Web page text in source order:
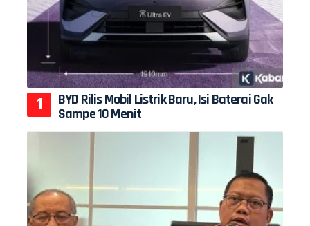
BYD Rilis Mobil Listrik Baru, Isi Baterai Gak
Sampe 10 Menit